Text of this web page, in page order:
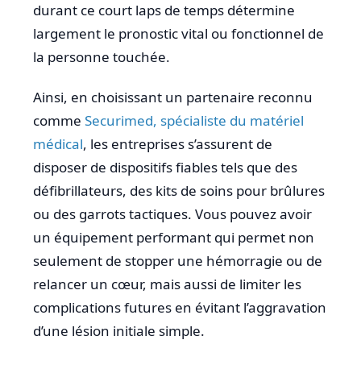
durant ce court laps de temps détermine
largement le pronostic vital ou fonctionnel de
la personne touchée.
Ainsi, en choisissant un partenaire reconnu
comme Securimed, spécialiste du matériel
médical, les entreprises s’assurent de
disposer de dispositifs fiables tels que des
défibrillateurs, des kits de soins pour brûlures
ou des garrots tactiques. Vous pouvez avoir
un équipement performant qui permet non
seulement de stopper une hémorragie ou de
relancer un cœur, mais aussi de limiter les
complications futures en évitant l’aggravation
d’une lésion initiale simple.